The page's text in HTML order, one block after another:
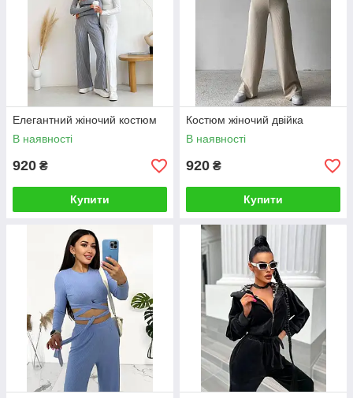
Елегантний жіночий костюм
В наявності
920 ₴
Купити
Костюм жіночий двійка
В наявності
920 ₴
Купити